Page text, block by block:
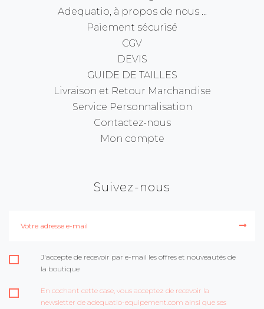
Adequatio, à propos de nous ...
Paiement sécurisé
CGV
DEVIS
GUIDE DE TAILLES
Livraison et Retour Marchandise
Service Personnalisation
Contactez-nous
Mon compte
Suivez-nous
J'accepte de recevoir par e-mail les offres et nouveautés de
la boutique
En cochant cette case, vous acceptez de recevoir la
newsletter de adequatio-equipement.com ainsi que ses